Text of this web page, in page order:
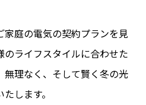
庭の電気の契約プランを見
のライフスタイルに合わせた
無理なく、そして賢く冬の光
します。